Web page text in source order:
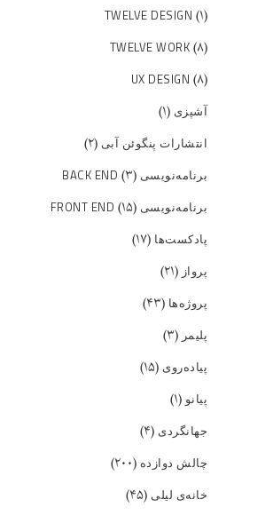
TWELVE DESIGN (۱)
TWELVE WORK (۸)
UX DESIGN (۸)
آشپزی (۱)
انتشارات پنگوئن آبی (۲)
برنامه‌نویسی BACK END (۳)
برنامه‌نویسی FRONT END (۱۵)
پادکست‌ها (۱۷)
پرواز (۲۱)
پروژه‌ها (۴۳)
پلیمر (۳)
پیاده‌روی (۱۵)
پیانو(۱)
جهانگردی (۴)
چالش دوازده (۲۰۰)
خانه‌ی لیلی (۴۵)